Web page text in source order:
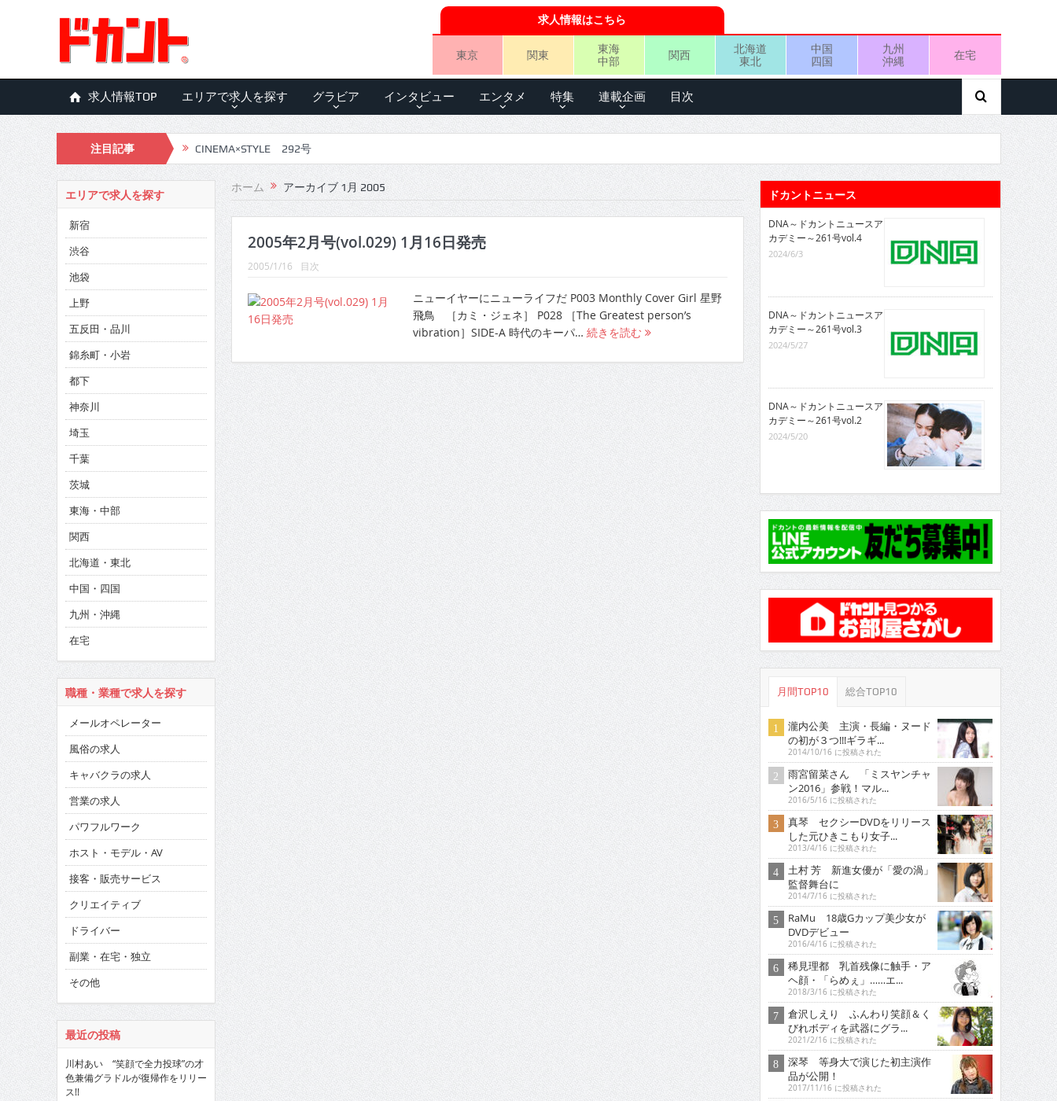
求人情報はこちら
東京 関東
東海
中部
関西
北海道
東北
中国
四国
九州
沖縄
在宅
求人情報TOP エリアで求人を探す グラビア インタビュー エンタメ 特集 連載企画 目次
注目記事 CINEMA×STYLE 292号
CINEMA×STYLE 291号
CINEMA×STYLE 290号
CINEMA×STYLE 289号
CINEMA×STYLE 288号
CINEMA×STYLE 287号
CINEMA×STYLE 286号
CINEMA×STYLE 285号
CINEMA×STYLE 294号
CINEMA×STYLE 293号
ホーム アーカイブ 1月 2005
2005年2月号(vol.029) 1月16日発売
2005/1/16 目次
ニューイヤーにニューライフだ P003 Monthly Cover Girl 星野
飛鳥 ［カミ・ジェネ］ P028 ［The Greatest person’s
vibration］SIDE-A 時代のキーパ… 続きを読む
エリアで求人を探す
新宿
渋谷
池袋
上野
五反田・品川
錦糸町・小岩
都下
神奈川
埼玉
千葉
茨城
東海・中部
関西
北海道・東北
中国・四国
九州・沖縄
在宅
職種・業種で求人を探す
メールオペレーター
風俗の求人
キャバクラの求人
営業の求人
パワフルワーク
ホスト・モデル・AV
接客・販売サービス
クリエイティブ
ドライバー
副業・在宅・独立
その他
最近の投稿
川村あい “笑顔で全力投球”の才
色兼備グラドルが復帰作をリリー
ス!!
ドカントニュース
DNA～ドカントニュースア
カデミー～261号vol.4
2024/6/3
DNA～ドカントニュースア
カデミー～261号vol.3
2024/5/27
DNA～ドカントニュースア
カデミー～261号vol.2
2024/5/20
月間TOP10 総合TOP10
瀧内公美 主演・長編・ヌード
の初が３つ!!!ギラギ...
2014/10/16 に投稿された
雨宮留菜さん 「ミスヤンチャ
ン2016」参戦！マル...
2016/5/16 に投稿された
真琴 セクシーDVDをリリース
した元ひきこもり女子...
2013/4/16 に投稿された
土村 芳 新進女優が「愛の渦」
監督舞台に
2014/7/16 に投稿された
RaMu 18歳Gカップ美少女が
DVDデビュー
2016/4/16 に投稿された
稀見理都 乳首残像に触手・ア
ヘ顔・「らめぇ」……エ...
2018/3/16 に投稿された
倉沢しえり ふんわり笑顔＆く
びれボディを武器にグラ...
2021/2/16 に投稿された
深琴 等身大で演じた初主演作
品が公開！
2017/11/16 に投稿された